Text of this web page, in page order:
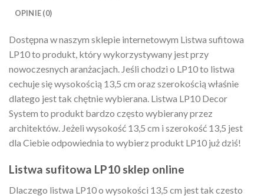
OPINIE (0)
Dostępna w naszym sklepie internetowym Listwa sufitowa
LP10 to produkt, który wykorzystywany jest przy
nowoczesnych aranżacjach. Jeśli chodzi o LP10 to listwa
cechuje się wysokością 13,5 cm oraz szerokością właśnie
dlatego jest tak chętnie wybierana. Listwa LP10 Decor
System to produkt bardzo często wybierany przez
architektów. Jeżeli wysokość 13,5 cm i szerokość 13,5 jest
dla Ciebie odpowiednia to wybierz produkt LP10 już dziś!
Listwa sufitowa LP10 sklep online
Dlaczego listwa LP10 o wysokości 13,5 cm jest tak czesto